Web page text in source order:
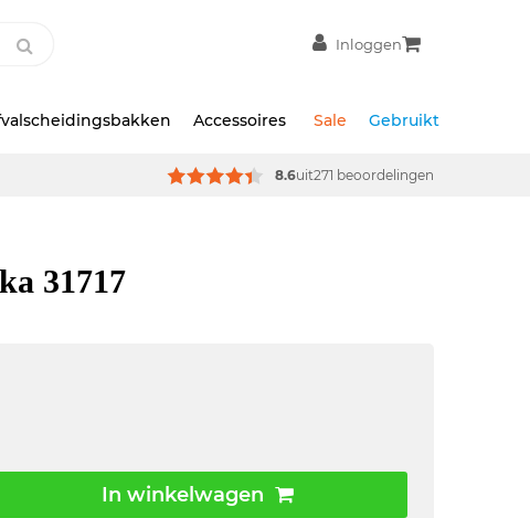
Inloggen
Accessoires Sale Gebruikt
8.6uit271 beoordelingen
31717
In winkelwagen